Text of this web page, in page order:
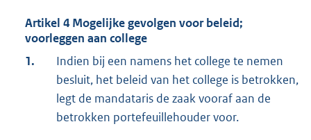
Artikel 4 Mogelijke gevolgen voor beleid;
voorleggen aan college
1.
Indien bij een namens het college te nemen
besluit, het beleid van het college is betrokken,
legt de mandataris de zaak vooraf aan de
betrokken portefeuillehouder voor.